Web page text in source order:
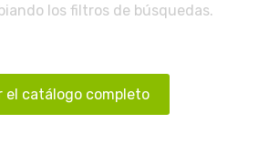
los filtros de búsquedas.
el catálogo completo